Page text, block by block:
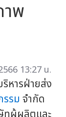
พ
13:27 น.
หารฝ่ายส่ง
รรม จำกัด